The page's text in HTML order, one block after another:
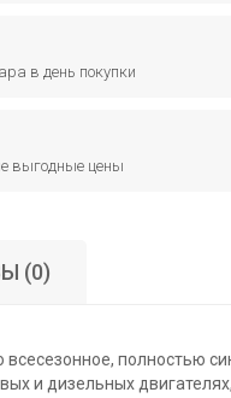
в день покупки
выгодные цены
(0)
всесезонное, полностью
и дизельных